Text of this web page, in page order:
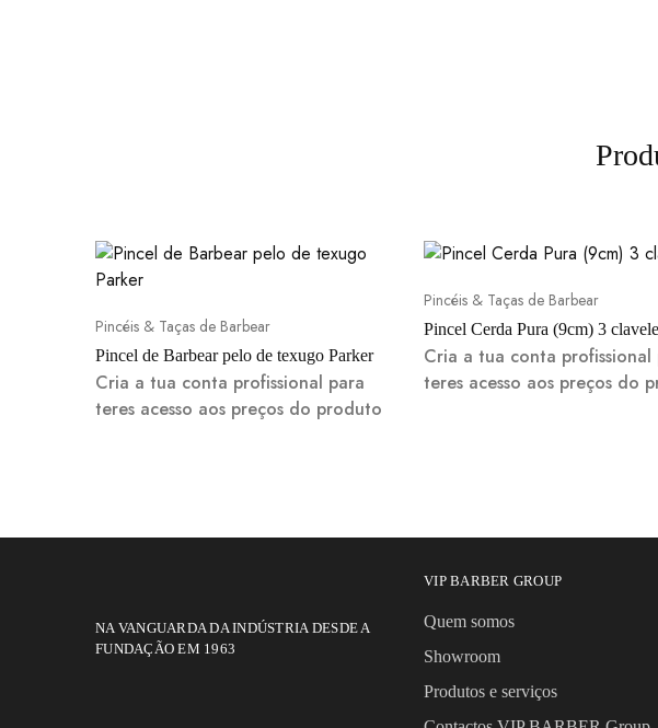
Pincéis & Taças de Barbear
Pincel de Barbear pelo de texugo Parker
Cria a tua conta profissional para
teres acesso aos preços do produto
Pincéis & Taças de Barbear
Pincel Cerda Pura (9cm) 3
Cria a tua conta profissional
teres acesso aos preços do
NA VANGUARDA DA INDÚSTRIA DESDE A
FUNDAÇÃO EM 1963
VIP BARBER GROUP
Quem somos
Showroom
Produtos e serviços